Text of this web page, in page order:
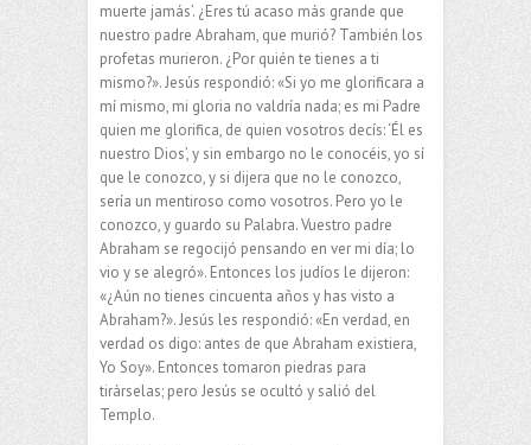
muerte jamás’. ¿Eres tú acaso más grande que
nuestro padre Abraham, que murió? También los
profetas murieron. ¿Por quién te tienes a ti
mismo?». Jesús respondió: «Si yo me glorificara a
mí mismo, mi gloria no valdría nada; es mi Padre
quien me glorifica, de quien vosotros decís: ‘Él es
nuestro Dios’, y sin embargo no le conocéis, yo sí
que le conozco, y si dijera que no le conozco,
sería un mentiroso como vosotros. Pero yo le
conozco, y guardo su Palabra. Vuestro padre
Abraham se regocijó pensando en ver mi día; lo
vio y se alegró». Entonces los judíos le dijeron:
«¿Aún no tienes cincuenta años y has visto a
Abraham?». Jesús les respondió: «En verdad, en
verdad os digo: antes de que Abraham existiera,
Yo Soy». Entonces tomaron piedras para
tirárselas; pero Jesús se ocultó y salió del
Templo.